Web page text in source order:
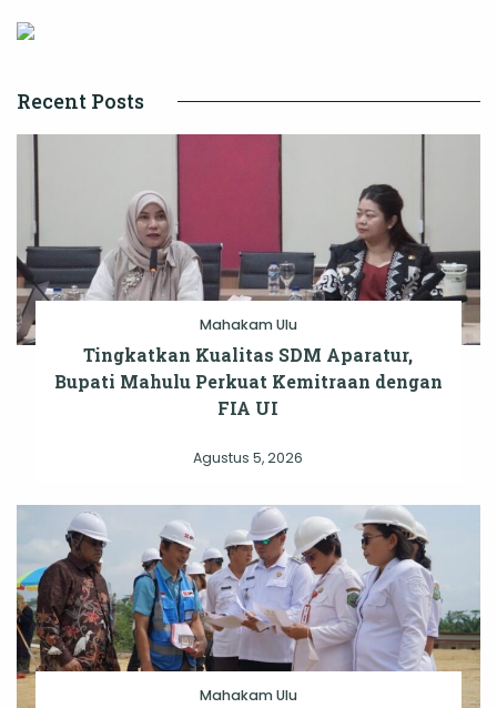
Recent Posts
Mahakam Ulu
Tingkatkan Kualitas SDM Aparatur,
Bupati Mahulu Perkuat Kemitraan dengan
FIA UI
Agustus 5, 2026
Mahakam Ulu